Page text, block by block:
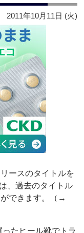
2011年10月11日 (火)
ースのタイトルを
、過去のタイトル
できます。（→
たヒール靴でトラ